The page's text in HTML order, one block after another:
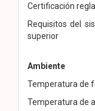
Certificación
Requisitos del
superior
Ambiente
Temperatura de
Temperatura de